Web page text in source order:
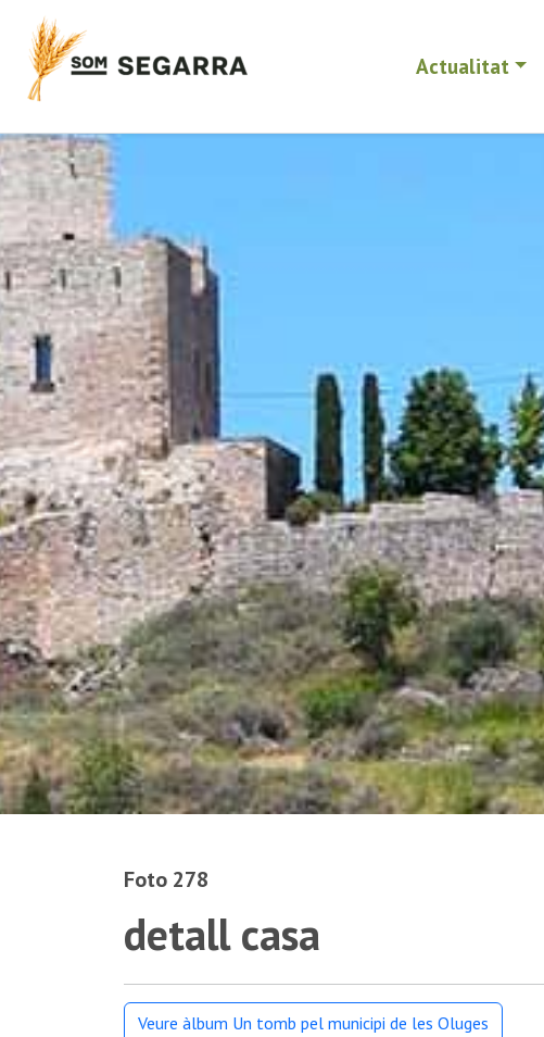
Actualitat
Foto 278
detall casa
Veure àlbum Un tomb pel municipi de les Oluges